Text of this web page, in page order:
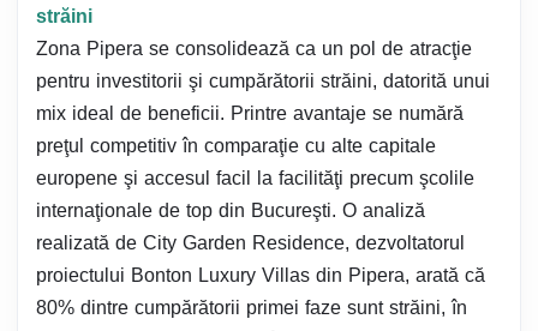
străini
Zona Pipera se consolidează ca un pol de atracţie
pentru investitorii şi cumpărătorii străini, datorită unui
mix ideal de beneficii. Printre avantaje se numără
preţul competitiv în comparaţie cu alte capitale
europene şi accesul facil la facilităţi precum şcolile
internaţionale de top din Bucureşti. O analiză
realizată de City Garden Residence, dezvoltatorul
proiectului Bonton Luxury Villas din Pipera, arată că
80% dintre cumpărătorii primei faze sunt străini, în